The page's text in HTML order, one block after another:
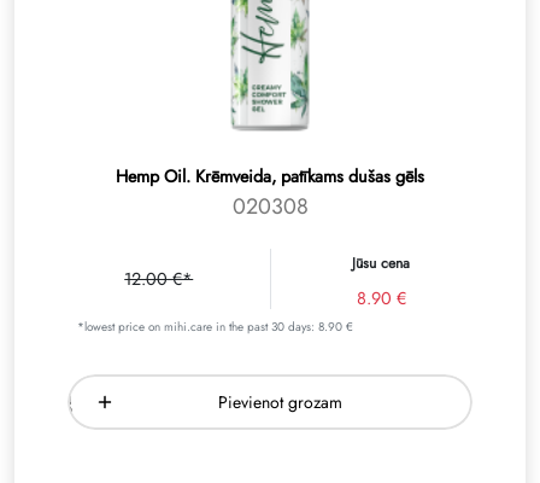
Hemp Oil. Krēmveida, patīkams dušas gēls
020308
12.00 €*
Jūsu cena
8.90 €
*lowest price on mihi.care in the past 30 days: 8.90 €
Pievienot grozam